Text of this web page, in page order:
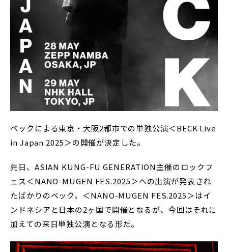
ベックによる東京・大阪2都市での単独公演＜BECK Live
in Japan 2025＞の開催が決定した。
先日、ASIAN KUNG-FU GENERATION主催のロックフ
ェス＜NANO-MUGEN FES.2025＞への出演が発表され
たばかりのベック。＜NANO-MUGEN FES.2025＞はイ
ンドネシアと日本の2ヶ国で開催となるが、今回はそれに
加えての来日単独公演となる形だ。